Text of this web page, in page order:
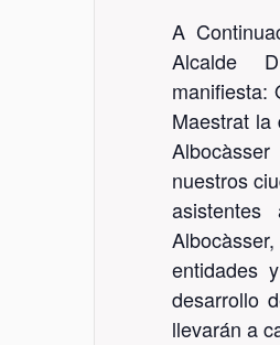
A
Alcalde
manifiesta:
Maestrat
nuestros
entidades
desarrollo
llevarán a